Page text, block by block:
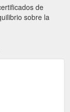
de
sobre la